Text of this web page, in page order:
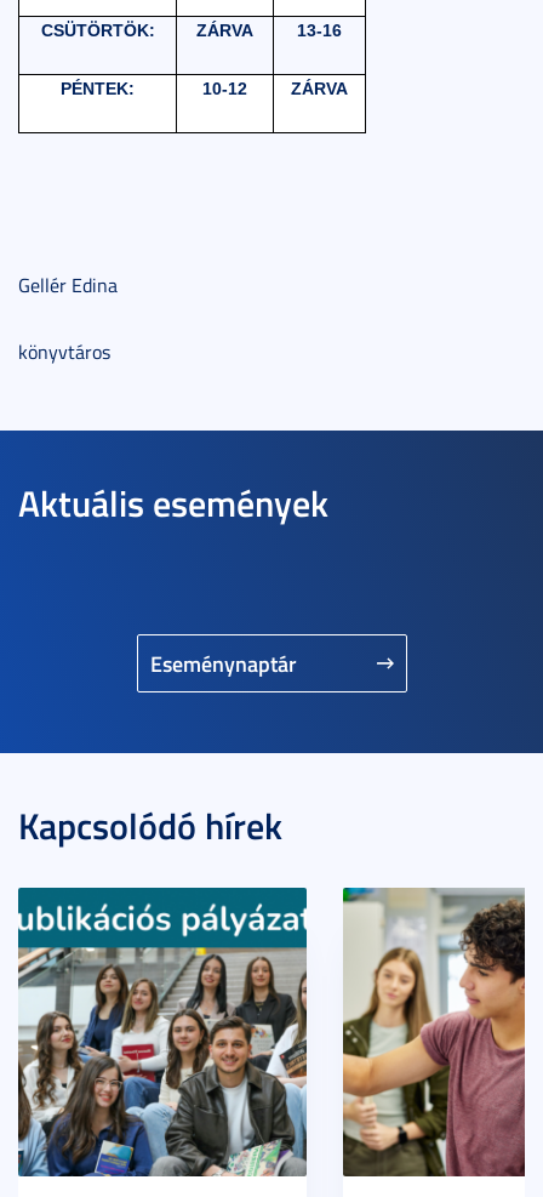
CSÜTÖRTÖK: ZÁRVA 13-16
PÉNTEK: 10-12 ZÁRVA
Gellér Edina
könyvtáros
Aktuális események
Eseménynaptár
Kapcsolódó hírek